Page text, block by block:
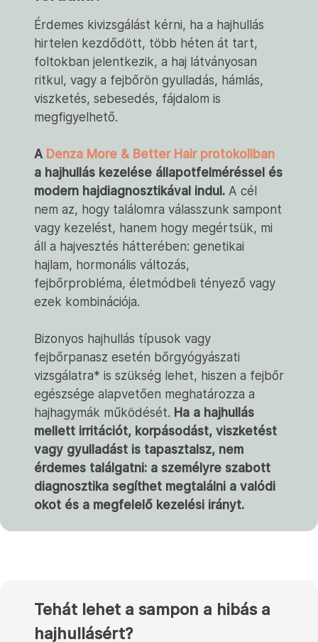
Érdemes kivizsgálást kérni, ha a hajhullás
hirtelen kezdődött, több héten át tart,
foltokban jelentkezik, a haj látványosan
ritkul, vagy a fejbőrön gyulladás, hámlás,
viszketés, sebesedés, fájdalom is
megfigyelhető.
A Denza More & Better Hair protokollban
a hajhullás kezelése állapotfelméréssel és
modern hajdiagnosztikával indul. A cél
nem az, hogy találomra válasszunk sampont
vagy kezelést, hanem hogy megértsük, mi
áll a hajvesztés hátterében: genetikai
hajlam, hormonális változás,
fejbőrprobléma, életmódbeli tényező vagy
ezek kombinációja.
Bizonyos hajhullás típusok vagy
fejbőrpanasz esetén bőrgyógyászati
vizsgálatra* is szükség lehet, hiszen a fejbőr
egészsége alapvetően meghatározza a
hajhagymák működését. Ha a hajhullás
mellett irritációt, korpásodást, viszketést
vagy gyulladást is tapasztalsz, nem
érdemes találgatni: a személyre szabott
diagnosztika segíthet megtalálni a valódi
okot és a megfelelő kezelési irányt.
Tehát lehet a sampon a hibás a
hajhullásért?